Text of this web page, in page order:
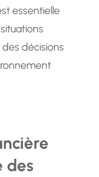
essentielle
décisions
des